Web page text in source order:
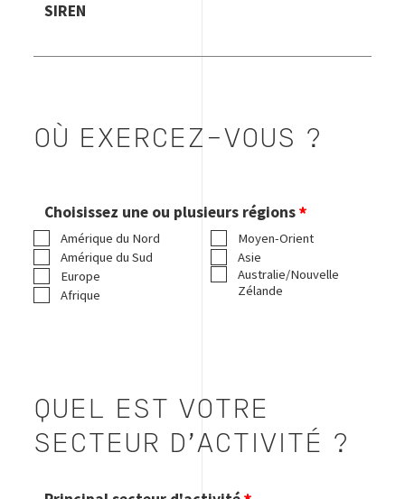
SIREN
OÙ EXERCEZ-VOUS ?
Choisissez une ou plusieurs régions
Amérique du Nord
Amérique du Sud
Europe
Afrique
Moyen-Orient
Asie
Australie/Nouvelle
Zélande
QUEL EST VOTRE
SECTEUR D'ACTIVITÉ ?